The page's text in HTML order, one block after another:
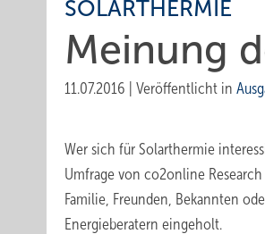
SOLARTHERMIE
Meinung
11.07.2016 Veröffentlicht in
Wer sich für Solarthermie
Umfrage von co2online
Familie, Freunden, Bekannten
Energieberatern eingeholt.